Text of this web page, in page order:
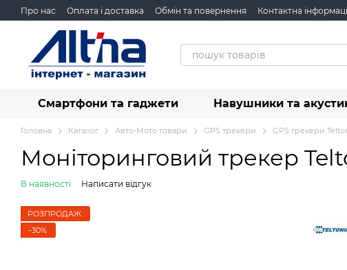
Перейти до основного контенту
Про нас Оплата і доставка Обмін та повернення Контактна
Смартфони та гаджети Навушники та
Головна Каталог Авто-Мото товари GPS трекери GPS трекери
Моніторинговий трекер
В наявності Написати відгук
РОЗПРОДАЖ
−30%